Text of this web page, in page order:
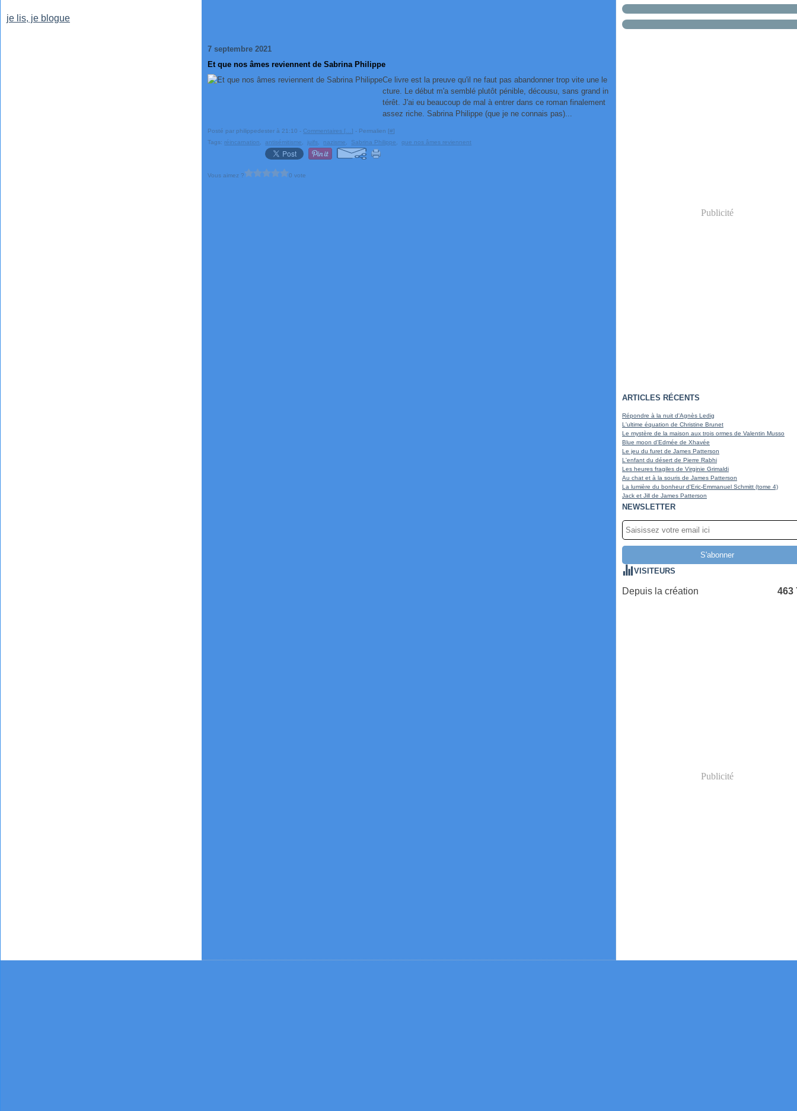
je lis, je blogue
7 septembre 2021
Et que nos âmes reviennent de Sabrina Philippe
Ce livre est la preuve qu'il ne faut pas abandonner trop vite une le
cture. Le début m'a semblé plutôt pénible, décousu, sans grand in
térêt. J'ai eu beaucoup de mal à entrer dans ce roman finalement
assez riche. Sabrina Philippe (que je ne connais pas)...
Posté par philippedester à 21:10 - Commentaires [ …] - Permalien [#]
Tags: réincarnation ,antisémitisme juifs nazisme Sabrina Philippe ,que nos âmes reviennent
Vous aimez ? 0 vote
Publicité
ARTICLES RÉCENTS
Répondre à la nuit d'Agnès Ledig
L'ultime équation de Christine Brunet
Le mystère de la maison aux trois ormes de Valentin Musso
Blue moon d'Edmée de Xhavée
Le jeu du furet de James Patterson
L'enfant du désert de Pierre Rabhi
Les heures fragiles de Virginie Grimaldi
Au chat et à la souris de James Patterson
La lumière du bonheur d'Eric-Emmanuel Schmitt (tome 4)
Jack et Jill de James Patterson
NEWSLETTER
VISITEURS
Depuis la création 463
Publicité